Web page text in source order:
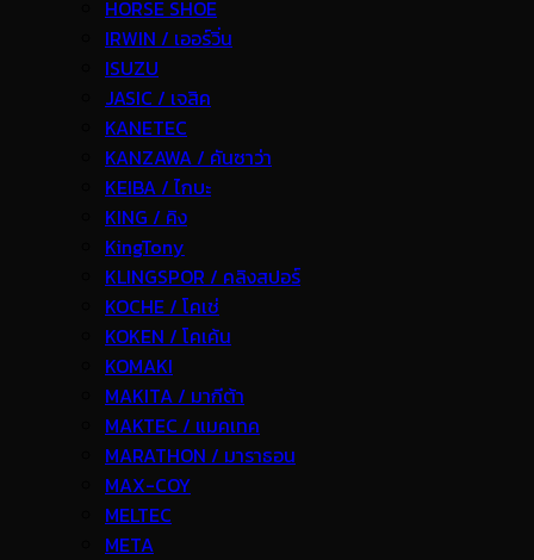
HORSE SHOE
IRWIN / เออร์วิ่น
ISUZU
JASIC / เจสิค
KANETEC
KANZAWA / คันซาว่า
KEIBA / ไกบะ
KING / คิง
KingTony
KLINGSPOR / คลิงสปอร์
KOCHE / โคเช่
KOKEN / โคเค้น
KOMAKI
MAKITA / มากีต้า
MAKTEC / แมคเทค
MARATHON / มาราธอน
MAX-COY
MELTEC
META